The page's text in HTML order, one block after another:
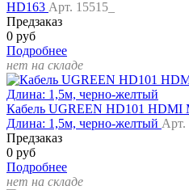
HD163 Арт. 15515_
Предзаказ
0 руб
Подробнее
нет на складе
Кабель UGREEN HD101 HDMI
Длина: 1,5м, черно-желтый Арт.
Предзаказ
0 руб
Подробнее
нет на складе